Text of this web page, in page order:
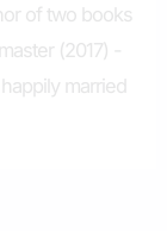
of two books
(2017) -
married